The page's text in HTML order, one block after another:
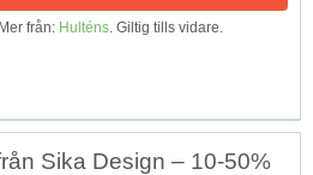
från: Hulténs. Giltig tills vidare.
Sika Design – 10-50%